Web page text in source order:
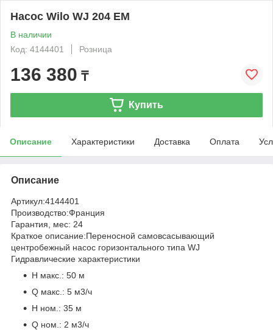
Насос Wilo WJ 204 EM
В наличии
Код: 4144401
Розница
136 380 ₸
Купить
Описание Характеристики Доставка Оплата
Описание
Артикул:4144401
Производство:Франция
Гарантия, мес: 24
Краткое описание:Переносной самовсасывающий
центробежный насос горизонтального типа WJ
Гидравлические характеристики
H макс.: 50 м
Q макс.: 5 м3/ч
H ном.: 35 м
Q ном.: 2 м3/ч